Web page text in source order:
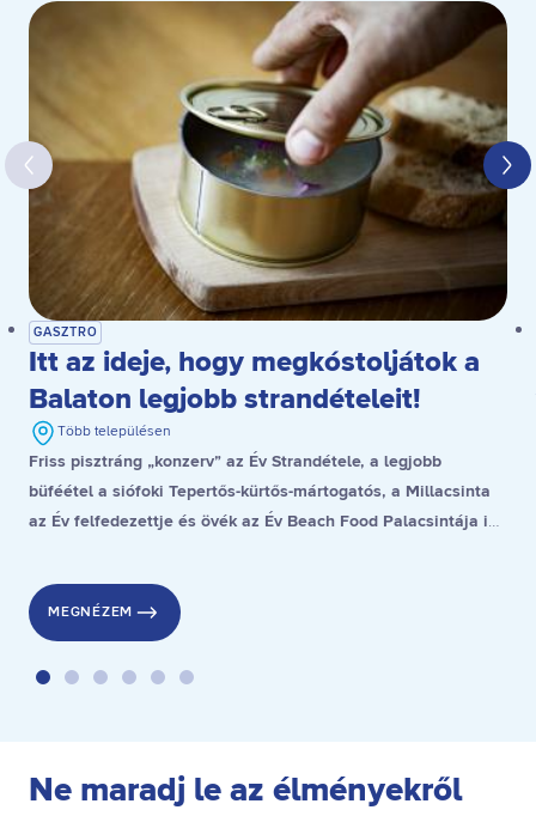
GASZTRO
Itt az ideje, hogy megkóstoljátok a
Balaton legjobb strandételeit!
Több településen
Friss pisztráng „konzerv” az Év Strandétele, a legjobb
büféétel a siófoki Tepertős-kürtős-mártogatós, a Millacsinta
az Év felfedezettje és övék az Év Beach Food Palacsintája is,
MEGNÉZEM
Ne maradj le az élményekről